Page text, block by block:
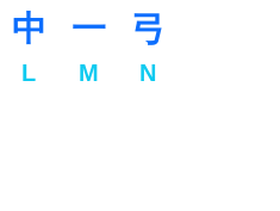
中 一 弓
L M N